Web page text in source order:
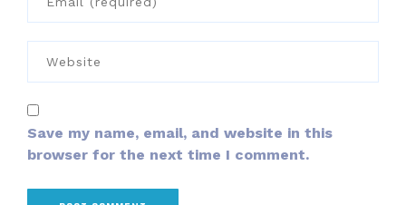
Save my name, email, and website in this
browser for the next time I comment.